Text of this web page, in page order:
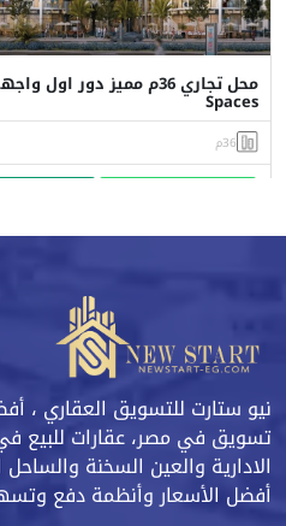
Spaces
36م
نيو ستارت للتسويق العقاري ،
تسويق في مصر، عقارات للبيع
الادارية والعين السخنة
أفضل الأسعار وأنظمة دفع